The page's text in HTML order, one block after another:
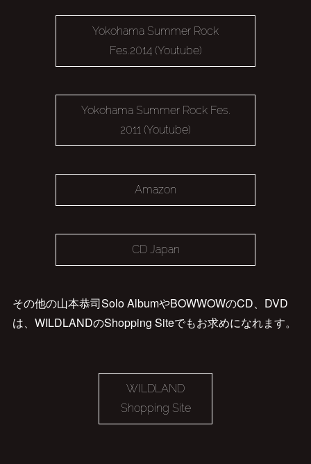
Yokohama Summer Rock
Fes.2014 (Youtube)
Yokohama Summer Rock Fes.
2011 (Youtube)
Amazon
CD Japan
その他の山本恭司Solo AlbumやBOWWOWのCD、DVD
は、WILDLANDのShopping Siteでもお求めになれます。
WILDLAND
Shopping Site